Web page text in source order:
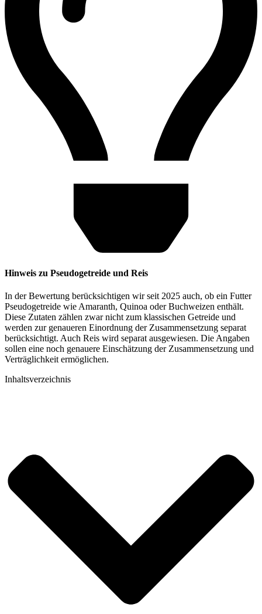
Hinweis zu Pseudogetreide und Reis
In der Bewertung berücksichtigen wir seit 2025 auch, ob ein Futter
Pseudogetreide wie Amaranth, Quinoa oder Buchweizen enthält.
Diese Zutaten zählen zwar nicht zum klassischen Getreide und
werden zur genaueren Einordnung der Zusammensetzung separat
berücksichtigt. Auch Reis wird separat ausgewiesen. Die Angaben
sollen eine noch genauere Einschätzung der Zusammensetzung und
Verträglichkeit ermöglichen.
Inhaltsverzeichnis​